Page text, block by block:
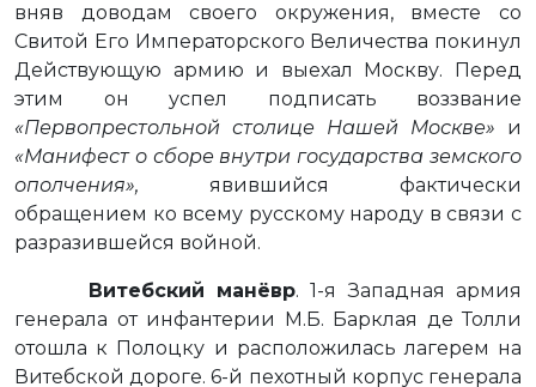
вняв доводам своего окружения, вместе со
Свитой Его Императорского Величества покинул
Действующую армию и выехал Москву. Перед
этим он успел подписать воззвание
«Первопрестольной столице Нашей Москве» и
«Манифест о сборе внутри государства земского
ополчения», явившийся фактически
обращением ко всему русскому народу в связи с
разразившейся войной.
Витебский манёвр. 1-я Западная армия
генерала от инфантерии М.Б. Барклая де Толли
отошла к Полоцку и расположилась лагерем на
Витебской дороге. 6-й пехотный корпус генерала